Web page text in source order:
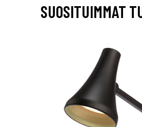
SUOSITUIMMAT